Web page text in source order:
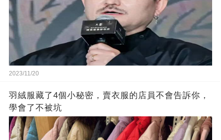
2023/11/20
羽絨服藏了4個小秘密，賣衣服的店員不會告訴你，
學會了不被坑